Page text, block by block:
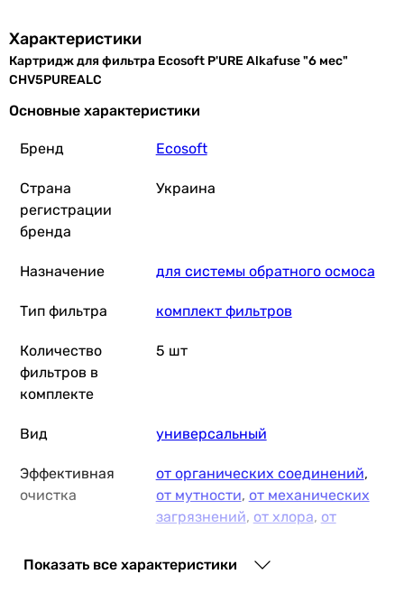
Характеристики
Картридж для фильтра Ecosoft P'URE Alkafuse "6 мес"
CHV5PUREALC
Основные характеристики
Бренд Ecosoft
Страна
регистрации
бренда
Украина
Назначение для системы обратного осмоса
Тип фильтра комплект фильтров
Количество
фильтров в
комплекте
5 шт
Вид универсальный
Эффективная
очистка
от органических соединений,
от мутности, от механических
загрязнений, от хлора, от
ржавчины,от песка
Показать все характеристики